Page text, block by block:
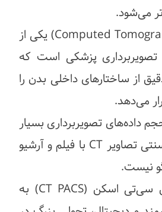
می‌شود.
سی‌تی اسکن (Computed Tomography) یکی از
پزشکی است که
از ساختارهای داخلی بدن را
می‌دهد.
داده‌های تصویربرداری بسیار
بالاست، مدیریت سنتی تصاویر CT با فیلم و آرشیو
نیست.
در این میان، پکس سی‌تی اسکن (CT PACS) به